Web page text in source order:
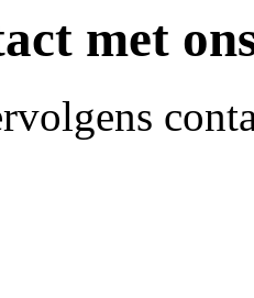
met